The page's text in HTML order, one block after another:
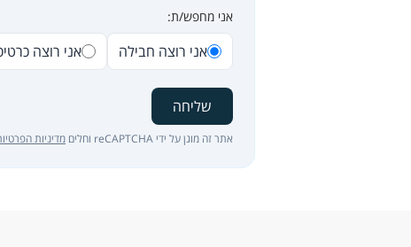
אני מחפש/ת:
אני רוצה חבילה אני רוצה
שליחה
אתר זה מוגן על ידי reCAPTCHA וחלים מדיניות